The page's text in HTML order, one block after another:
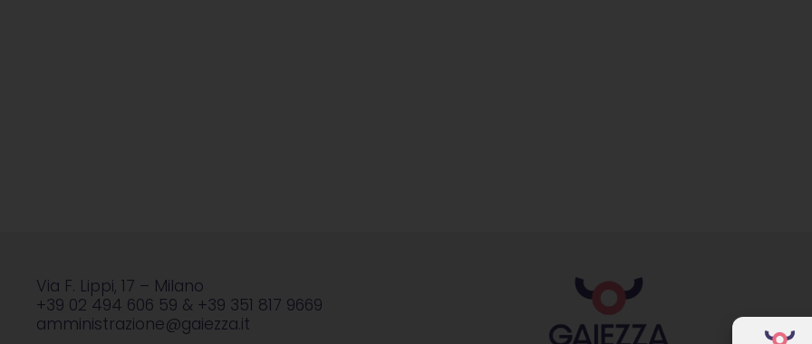
Via F. Lippi, 17 – Milano
+39 02 494 606 59 & +39 351 817 9669
amministrazione@gaiezza.it